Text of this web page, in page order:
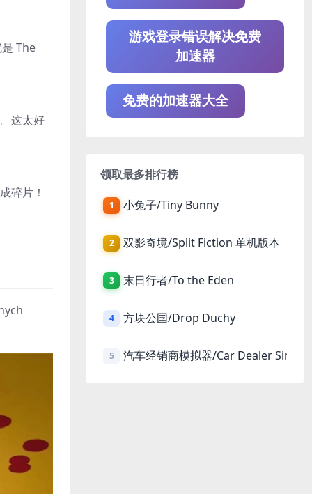
The
这太好
碎片！
游戏登录错误解决免费
加速器
免费的加速器大全
领取最多排行榜
1 小兔子/Tiny Bunny
2 双影奇境/Split Fiction 单机版本
3 末日行者/To the Eden
4 方块公国/Drop Duchy
5 汽车经销商模拟器/Car Dealer